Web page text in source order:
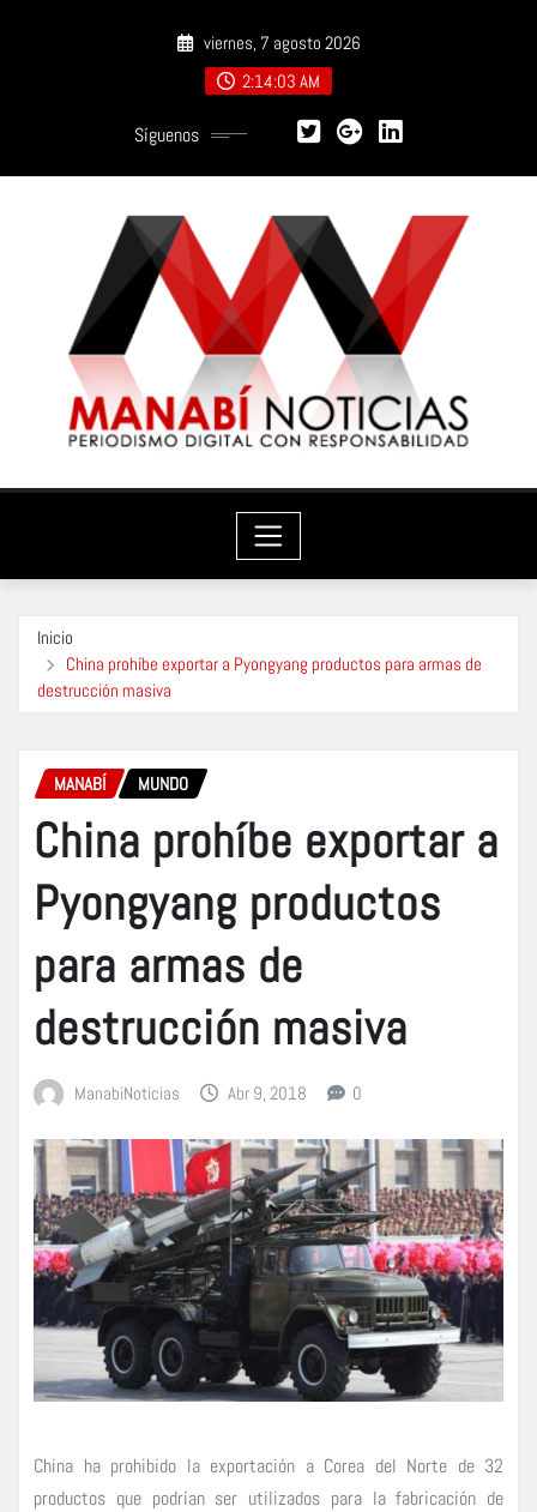
viernes, 7 agosto 2026
2:14:05 AM
Síguenos
Inicio
China prohíbe exportar a Pyongyang productos para armas de
destrucción masiva
MANABÍ MUNDO
China prohíbe exportar a
Pyongyang productos
para armas de
destrucción masiva
ManabiNoticias Abr 9, 2018 0
China ha prohibido la exportación a Corea del Norte de 32
productos que podrían ser utilizados para la fabricación de